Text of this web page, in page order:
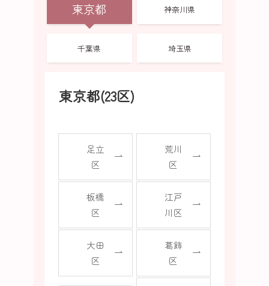
東京都 神奈川県
千葉県 埼玉県
東京都(23区)
足立
区
荒川
区
板橋
区
江戸
川区
大田
区
葛飾
区